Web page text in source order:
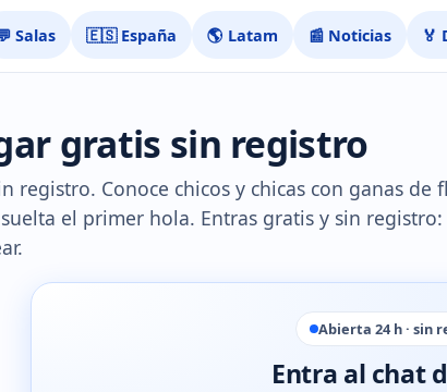
Salas 🇪🇸 España 🌎 Latam 📰 Noticias 🏅
gratis sin registro
registro. Conoce chicos y chicas con ganas de
el primer hola. Entras gratis y sin
Abierta 24 h · sin
Entra al chat